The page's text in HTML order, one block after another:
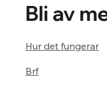
Bli av
Hur det fungerar
Brf